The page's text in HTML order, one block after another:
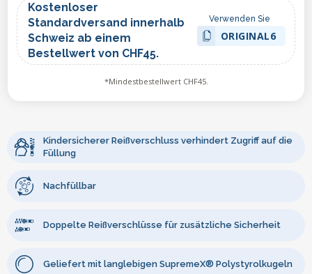
Kostenloser
Standardversand innerhalb
Schweiz ab einem
Bestellwert von CHF45.
Verwenden Sie
ORIGINAL6
*Mindestbestellwert CHF45.
Kindersicherer Reißverschluss verhindert Zugriff auf die
Füllung
Nachfüllbar
Doppelte Reißverschlüsse für zusätzliche Sicherheit
Geliefert mit langlebigen SupremeX® Polystyrolkugeln